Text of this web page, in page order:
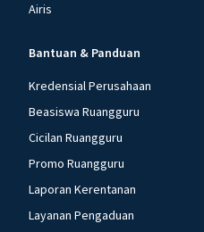
Airis
Bantuan & Panduan
Kredensial Perusahaan
Beasiswa Ruangguru
Cicilan Ruangguru
Promo Ruangguru
Laporan Kerentanan
Layanan Pengaduan